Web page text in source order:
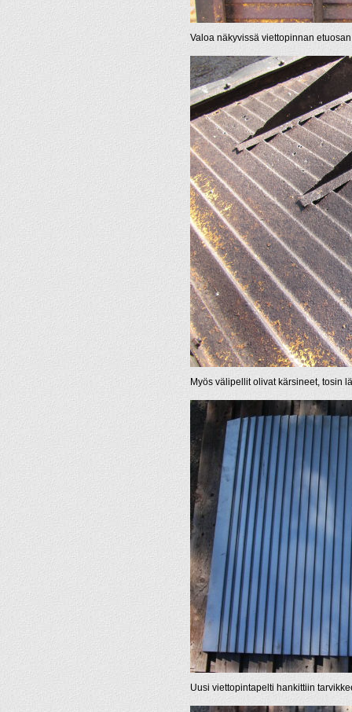
Valoa näkyvissä viettopinnan
Myös välipellit olivat kärsineet, tosin
Uusi viettopintapelti hankittiin